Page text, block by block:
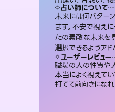
占い師について
未来には何パター
ます。不安で視え
たの素敵な未来を
選択できるようアド
ユーザーレビュー
職場の人の性質や
本当によく視えて
打てて前向きになれ
占い師につ
霊視×オラクル
「未来」そし
ち」まで丁寧
ントを優しく引
ユーザーレビ
不安な気持ち
た…！よく視え
感じました（40
占い師
恋愛のお
係」の相
恋人未満
寧に読み解
ユーザー
鑑定してい
動すると仲
とうござい
片想
占い
連絡再開、復縁、成就などの報告実績多数
ユー
とても心
らは何も
しゃるん
片
占
か
体的
ユ
複雑
いただ
た（50
復
思
い
紐解
ユ
安心
さな
持ち